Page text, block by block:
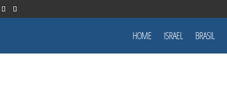
HOME ISRAEL BRASIL